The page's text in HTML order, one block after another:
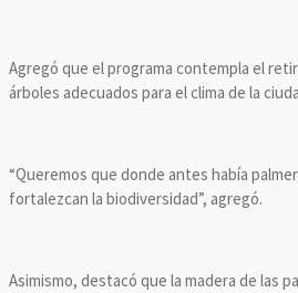
Agregó que el programa contempla el
árboles adecuados para el clima de la
“Queremos que donde antes había
fortalezcan la biodiversidad”, agregó.
Asimismo, destacó que la madera de las